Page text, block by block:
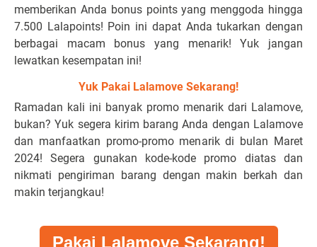
memberikan Anda bonus points yang menggoda hingga
7.500 Lalapoints! Poin ini dapat Anda tukarkan dengan
berbagai macam bonus yang menarik! Yuk jangan
lewatkan kesempatan ini!
Yuk Pakai Lalamove Sekarang!
Ramadan kali ini banyak promo menarik dari Lalamove,
bukan? Yuk segera kirim barang Anda dengan Lalamove
dan manfaatkan promo-promo menarik di bulan Maret
2024! Segera gunakan kode-kode promo diatas dan
nikmati pengiriman barang dengan makin berkah dan
makin terjangkau!
Pakai Lalamove Sekarang!